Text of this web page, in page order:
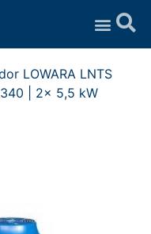
LOWARA LNTS
| 2x 5,5 kW